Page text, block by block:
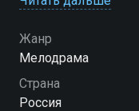
чтобы подцепить
одна с ребенком на
что сестра
Анна решает ее
Жанр
Мелодрама
Страна
Россия